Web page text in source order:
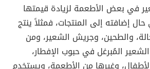
في بعض الأطعمة لزيادة قيمتها
إضافته إلى المنتجات، فمثلاً ينتج
والطحين، وجريش الشعير، ومن
المُبرغل في حبوب الإفطار،
وغيرها من الأطعمة، ويستخدم